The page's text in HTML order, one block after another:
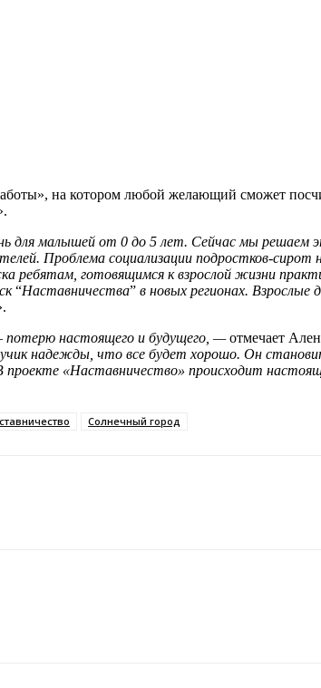
на котором любой желающий сможет
для малышей от 0 до 5 лет. Сейчас мы решаем
Проблема социализации подростков-
готовящимся к взрослой жизни
“Наставничества” в новых регионах.
потерю настоящего и будущего, —отмечает
надежды, что все будет хорошо. Он
«Наставничество» происходит
Солнечный город